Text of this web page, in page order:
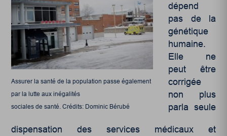
Assurer la santé de la population passe également
par la lutte aux inégalités
sociales de santé. Crédits: Dominic Bérubé
dépend
pas de la
génétique
humaine.
Elle ne
peut être
corrigée
non plus
parla seule
dispensation des services médicaux et